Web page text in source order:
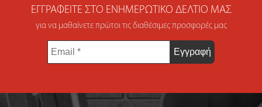
ΕΓΓΡΑΦΕΊΤΕ ΣΤΟ ΕΝΗΜΕΡΩΤΙΚΌ ΔΕΛΤΊΟ ΜΑΣ
για να μαθαίνετε πρώτοι τις διαθέσιμες προσφορές μας
Email